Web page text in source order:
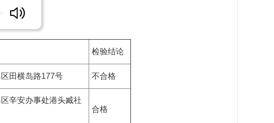
检验结论
田横岛路177号 不合格
辛安办事处港头臧社
合格